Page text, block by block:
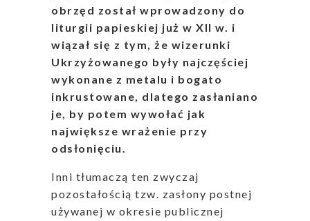
obrzęd został wprowadzony do
liturgii papieskiej już w XII w. i
wiązał się z tym, że wizerunki
Ukrzyżowanego były najczęściej
wykonane z metalu i bogato
inkrustowane, dlatego zasłaniano
je, by potem wywołać jak
największe wrażenie przy
odsłonięciu.
Inni tłumaczą ten zwyczaj
pozostałością tzw. zasłony postnej
używanej w okresie publicznej